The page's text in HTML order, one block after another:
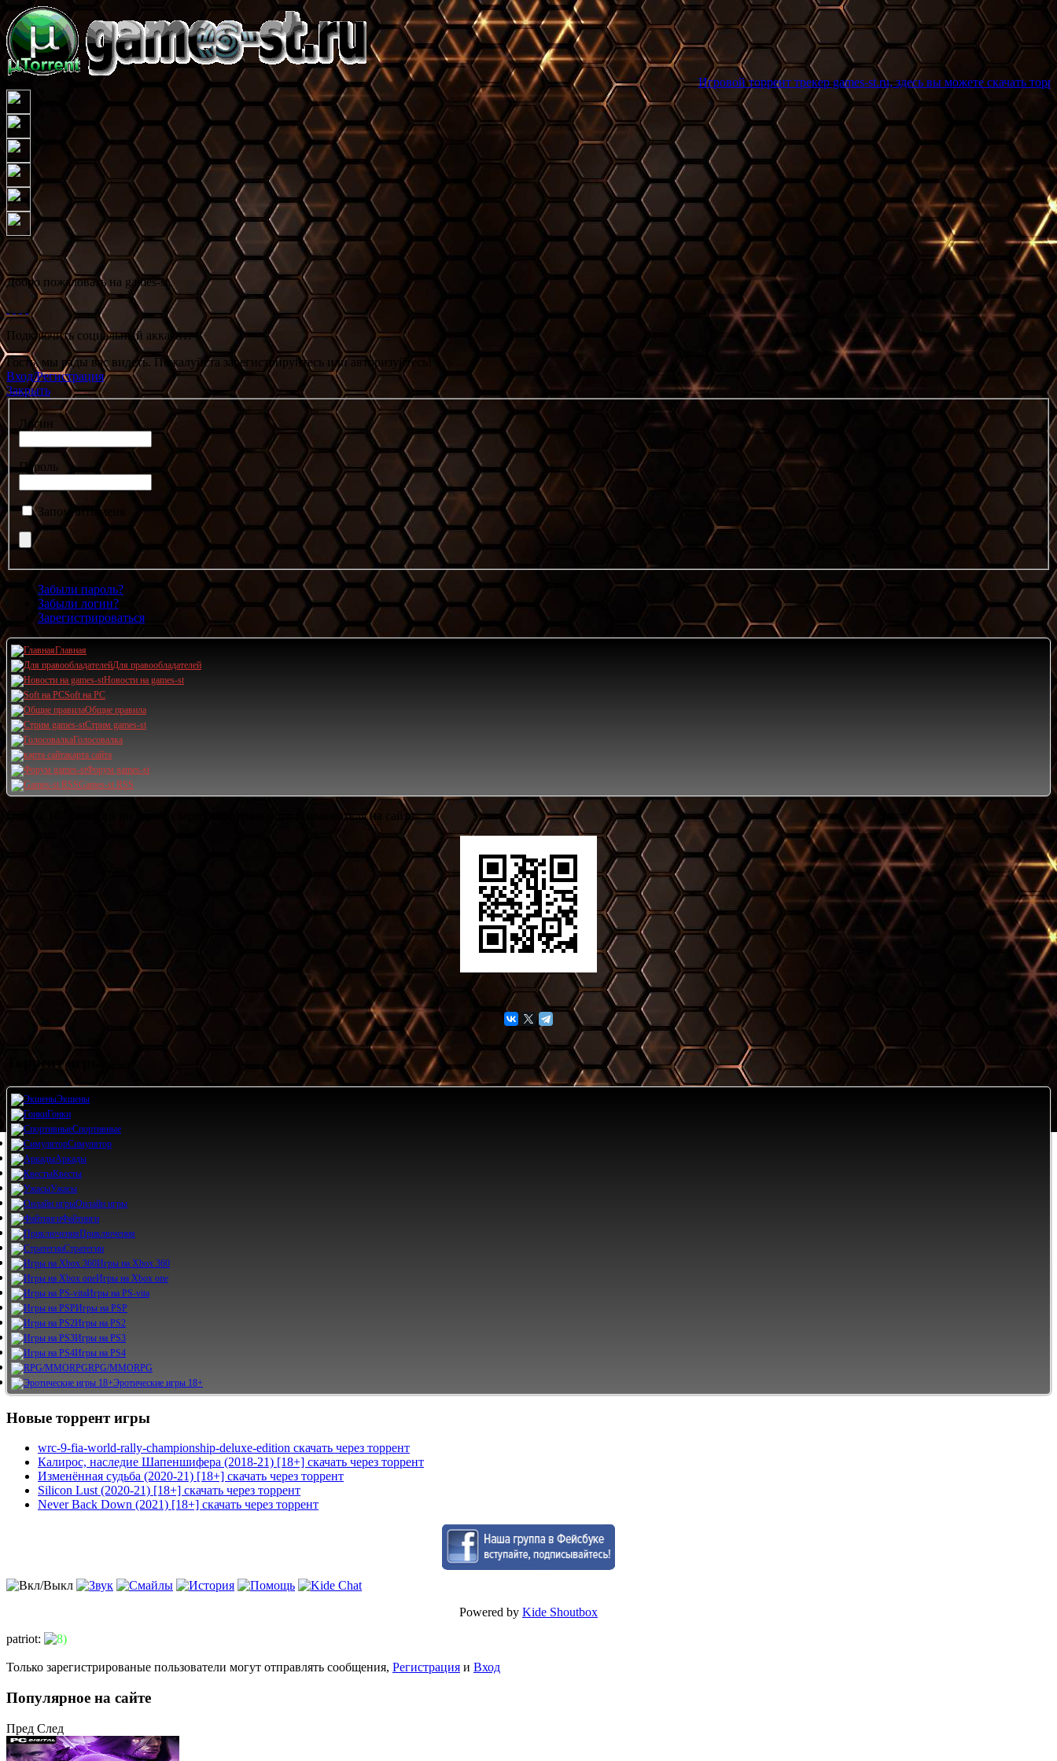
Игровой торрент трекер games-st.ru, здесь вы можете скачать торрент игры
Добро пожаловать на games-st.
Подключить социальный аккаунт:
Гость, мы рады вас видеть. Пожалуйста зарегистрируйтесь или авторизуйтесь!
Вход/Регистрация
Закрыть
Логин
Пароль
Запомнить меня
Забыли пароль?
Забыли логин?
Зарегистрироваться
Главная
Для правообладателей
Новости на games-st
Soft на PC
Общие правила
Стрим games-st
Голосовалка
карта сайта
Форум games-st
Games-st RSS
Сейчас 167 гостей и ни одного зарегистрированного пользователя на сайте
Торрент игры
Экшены
Гонки
Спортивные
Симулятор
Аркады
Квесты
Ужасы
Онлайн игры
Файтинги
Приключения
Стратегии
Игры на Xbox 360
Игры на Xbox one
Игры на PS-vita
Игры на PSP
Игры на PS2
Игры на PS3
Игры на PS4
RPG/MMORPG
Эротические игры 18+
Новые торрент игры
wrc-9-fia-world-rally-championship-deluxe-edition скачать через торрент
Калирос, наследие Шапеншифера (2018-21) [18+] скачать через торрент
Изменённая судьба (2020-21) [18+] скачать через торрент
Silicon Lust (2020-21) [18+] скачать через торрент
Never Back Down (2021) [18+] скачать через торрент
Powered by Kide Shoutbox
patriot:
Только зарегистрированые пользователи могут отправлять сообщения, Регистрация и Вход
Популярное на сайте
Пред След